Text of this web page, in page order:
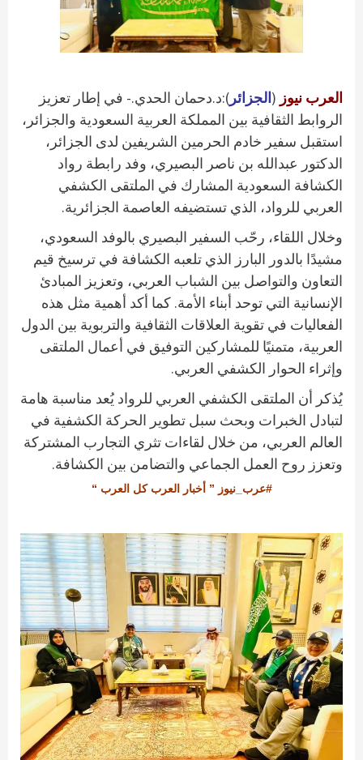
العرب نيوز (الجزائر ):د.دحمان الحدي.- في إطار تعزيز
الروابط الثقافية بين المملكة العربية السعودية والجزائر،
استقبل سفير خادم الحرمين الشريفين لدى الجزائر،
الدكتور عبدالله بن ناصر البصيري، وفد رابطة رواد
الكشافة السعودية المشارك في الملتقى الكشفي
العربي للرواد، الذي تستضيفه العاصمة الجزائرية.
وخلال اللقاء، رحّب السفير البصيري بالوفد السعودي،
مشيدًا بالدور البارز الذي تلعبه الكشافة في ترسيخ قيم
التعاون والتواصل بين الشباب العربي، وتعزيز المبادئ
الإنسانية التي توحد أبناء الأمة. كما أكد أهمية مثل هذه
الفعاليات في تقوية العلاقات الثقافية والتربوية بين الدول
العربية، متمنيًا للمشاركين التوفيق في أعمال الملتقى
وإثراء الحوار الكشفي العربي.
يُذكر أن الملتقى الكشفي العربي للرواد يُعد مناسبة هامة
لتبادل الخبرات وبحث سبل تطوير الحركة الكشفية في
العالم العربي، من خلال لقاءات تثري التجارب المشتركة
وتعزز روح العمل الجماعي والتضامن بين الكشافة.
#عرب_نيوز ” أخبار العرب كل العرب “